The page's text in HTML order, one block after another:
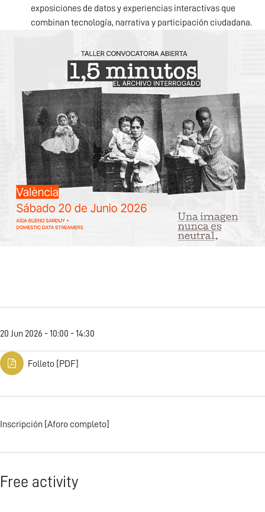
exposiciones de datos y experiencias interactivas que
combinan tecnología, narrativa y participación ciudadana.
20 Jun 2026 - 10:00 - 14:30
Folleto [PDF]
Inscripción [Aforo completo]
Free activity